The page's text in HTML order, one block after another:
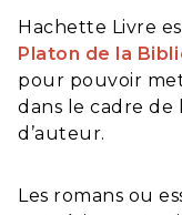
Hachette Livre
Platon de la
pour pouvoir
dans le cadre de
d’auteur.
Les romans ou